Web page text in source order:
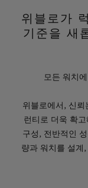
위블로가
기준을 새
모든 워치
위블로에서, 신뢰
런티로 더욱 확
구성, 전반적인
량과 워치를 설계